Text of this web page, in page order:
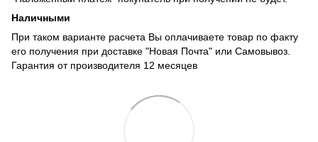
Наличными
При таком варианте расчета Вы оплачиваете товар по факту
его получения при доставке "Новая Почта" или Самовывоз.
Гарантия от производителя 12 месяцев